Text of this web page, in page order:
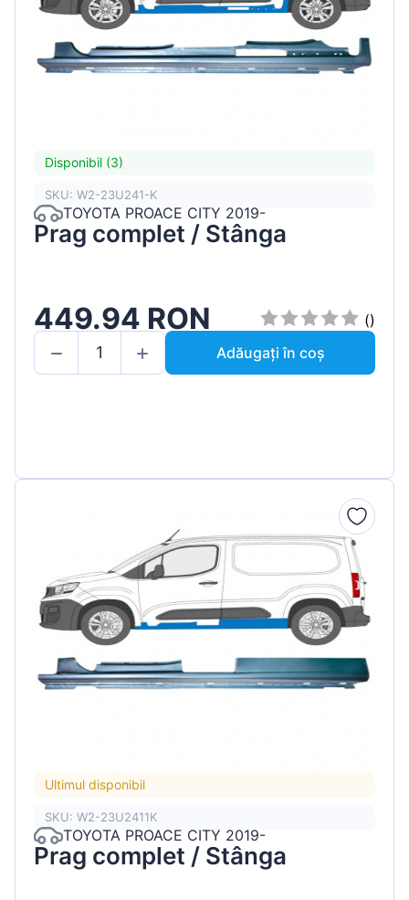
Disponibil (3)
SKU: W2-23U241-K
TOYOTA PROACE CITY 2019-
Prag complet / Stânga
449.94 RON
()
Adăugați în coș
Ultimul disponibil
SKU: W2-23U2411K
TOYOTA PROACE CITY 2019-
Prag complet / Stânga